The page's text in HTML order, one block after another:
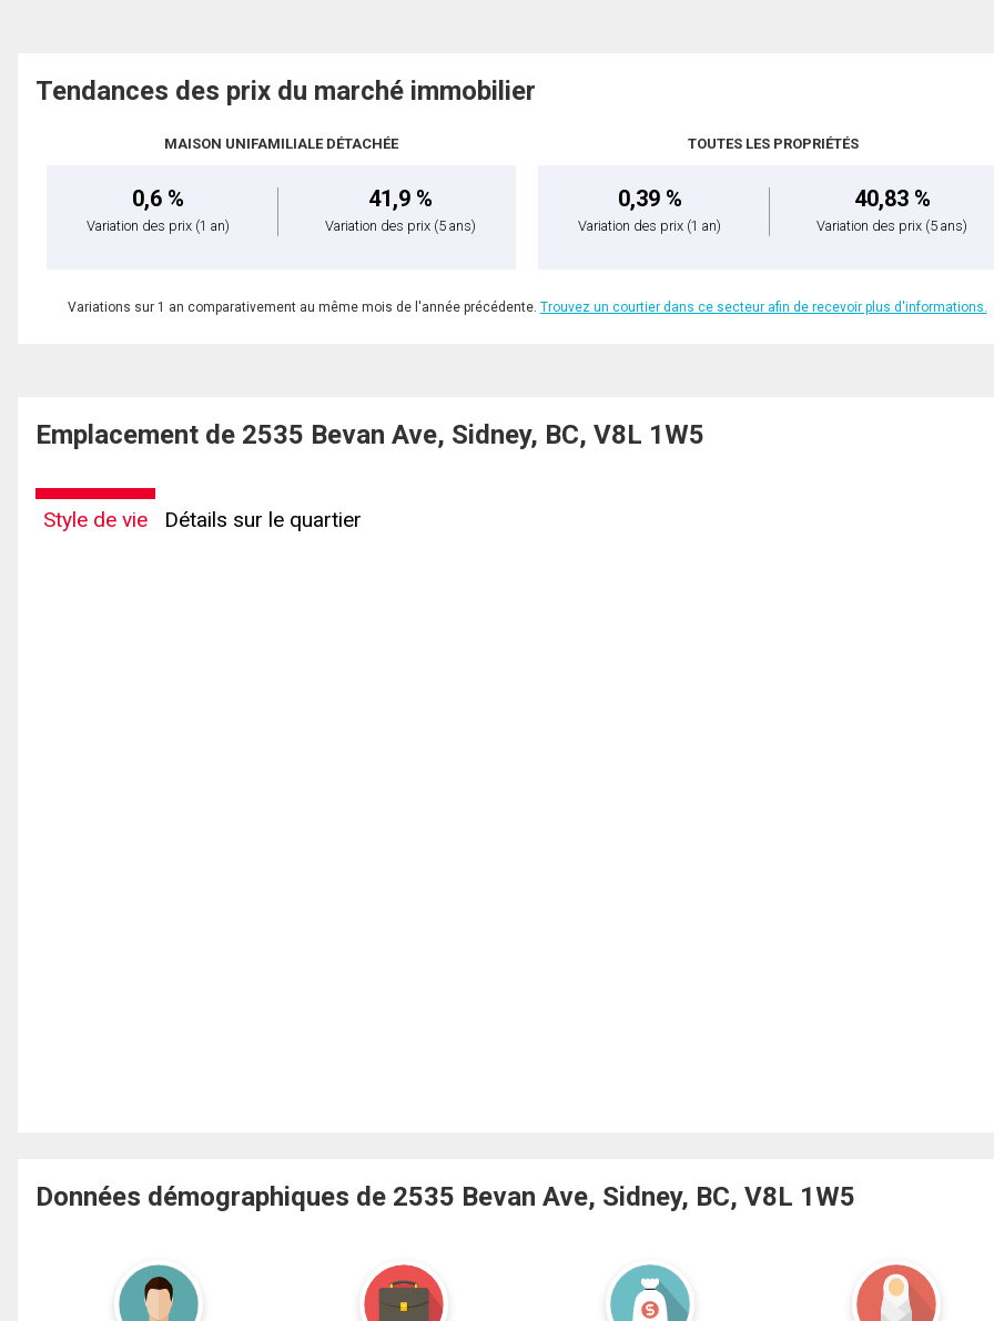
Tendances des prix du marché immobilier
MAISON UNIFAMILIALE DÉTACHÉE
0,6 %
Variation des prix (1 an)
41,9 %
Variation des prix (5 ans)
TOUTES LES PROPRIÉTÉS
0,39 %
Variation des prix (1 an)
40,83 %
Variation des prix (5 ans)
Variations sur 1 an comparativement au même mois de l'année précédente. Trouvez un courtier dans ce secteur afin de recevoir plus d'informations.
Emplacement de 2535 Bevan Ave, Sidney, BC, V8L 1W5
Style de vie Détails sur le quartier
Données démographiques de 2535 Bevan Ave, Sidney, BC, V8L 1W5